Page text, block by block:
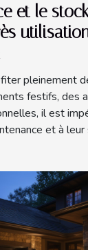
et le
pleinement
festifs, des
il est
et à